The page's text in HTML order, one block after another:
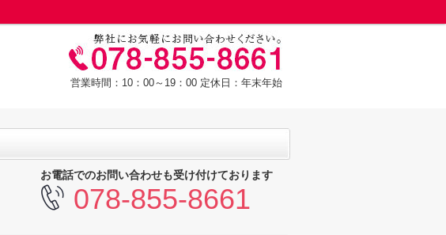
営業時間：10：00～19：00 定休日：年末年始
お電話でのお問い合わせも受け付けております
078-855-8661